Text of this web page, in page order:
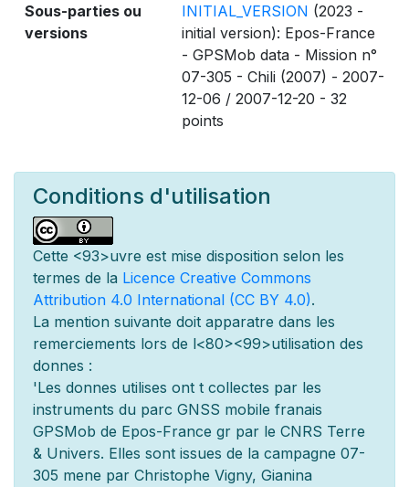
Sous-parties ou
versions
INITIAL_VERSION (2023 -
initial version): Epos-France
- GPSMob data - Mission n°
07-305 - Chili (2007) - 2007-
12-06 / 2007-12-20 - 32
points
Conditions d'utilisation
Cette <93>uvre est mise disposition selon les
termes de la Licence Creative Commons
Attribution 4.0 International (CC BY 4.0).
La mention suivante doit apparatre dans les
remerciements lors de l<80><99>utilisation des
donnes :
'Les donnes utilises ont t collectes par les
instruments du parc GNSS mobile franais
GPSMob de Epos-France gr par le CNRS Terre
& Univers. Elles sont issues de la campagne 07-
305 mene par Christophe Vigny, Gianina